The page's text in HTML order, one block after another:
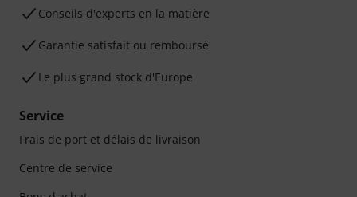
Conseils d'experts en la matière
Garantie satisfait ou remboursé
Le plus grand stock d'Europe
Service
Frais de port et délais de livraison
Centre de service